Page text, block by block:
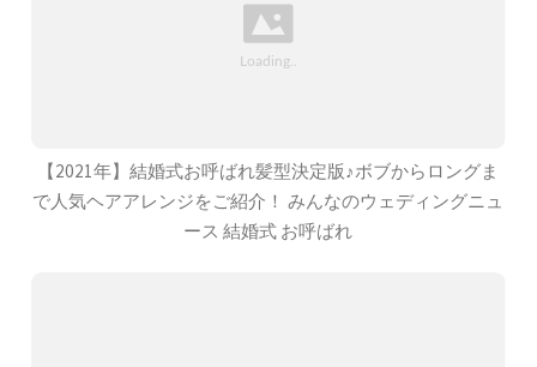
【2021年】結婚式お呼ばれ髪型決定版♪ボブからロングま
で人気ヘアアレンジをご紹介！ みんなのウェディングニュ
ース 結婚式 お呼ばれ